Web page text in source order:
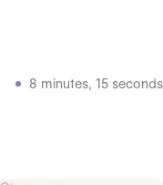
8 minutes, 15 seconds